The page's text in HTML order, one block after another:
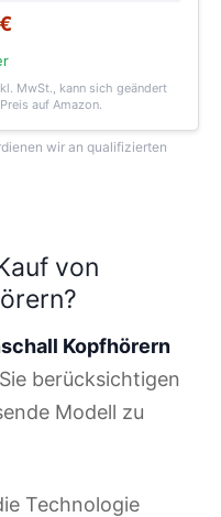
MwSt., kann sich geändert
auf Amazon.
wir an qualifizierten
von
Kopfhörern
berücksichtigen
Modell zu
Technologie